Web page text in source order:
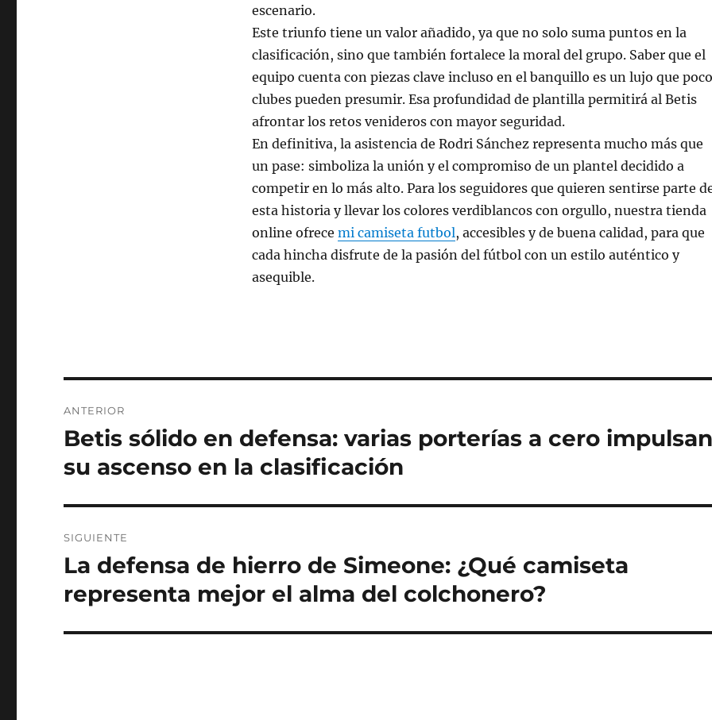
escenario.
Este triunfo tiene un valor añadido, ya que no solo suma puntos en la
clasificación, sino que también fortalece la moral del grupo. Saber que el
equipo cuenta con piezas clave incluso en el banquillo es un lujo que
clubes pueden presumir. Esa profundidad de plantilla permitirá al Betis
afrontar los retos venideros con mayor seguridad.
En definitiva, la asistencia de Rodri Sánchez representa mucho más que
un pase: simboliza la unión y el compromiso de un plantel decidido a
competir en lo más alto. Para los seguidores que quieren sentirse parte
esta historia y llevar los colores verdiblancos con orgullo, nuestra tienda
online ofrece mi camiseta futbol, accesibles y de buena calidad, para que
cada hincha disfrute de la pasión del fútbol con un estilo auténtico y
asequible.
de
entradas
ANTERIOR
Entrada
Betis sólido en defensa: varias porterías a cero
su ascenso en la clasificación
SIGUIENTE
Entrada
La defensa de hierro de Simeone: ¿Qué camiseta
representa mejor el alma del colchonero?